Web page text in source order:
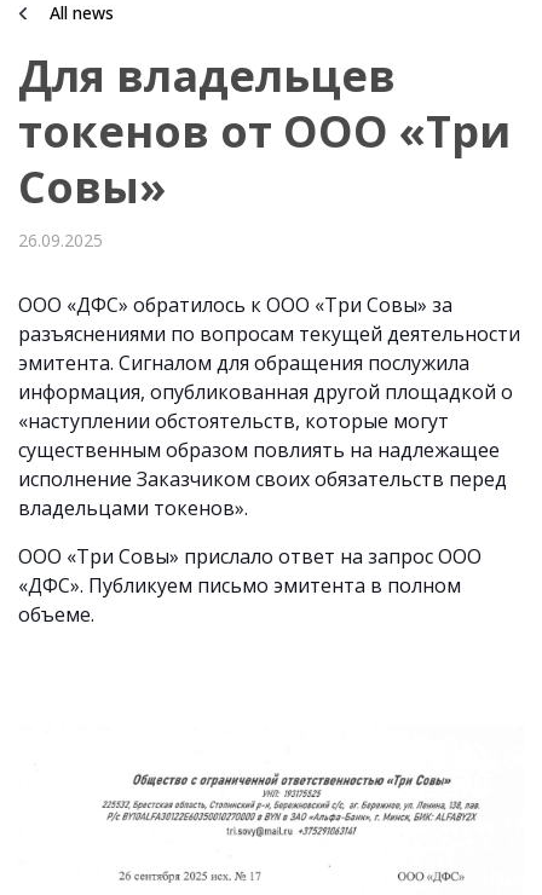
All news
Для владельцев
токенов от ООО «Три
Совы»
26.09.2025
ООО «ДФС» обратилось к ООО «Три Совы» за
разъяснениями по вопросам текущей деятельности
эмитента. Сигналом для обращения послужила
информация, опубликованная другой площадкой о
«наступлении обстоятельств, которые могут
существенным образом повлиять на надлежащее
исполнение Заказчиком своих обязательств перед
владельцами токенов».
ООО «Три Совы» прислало ответ на запрос ООО
«ДФС». Публикуем письмо эмитента в полном
объеме.